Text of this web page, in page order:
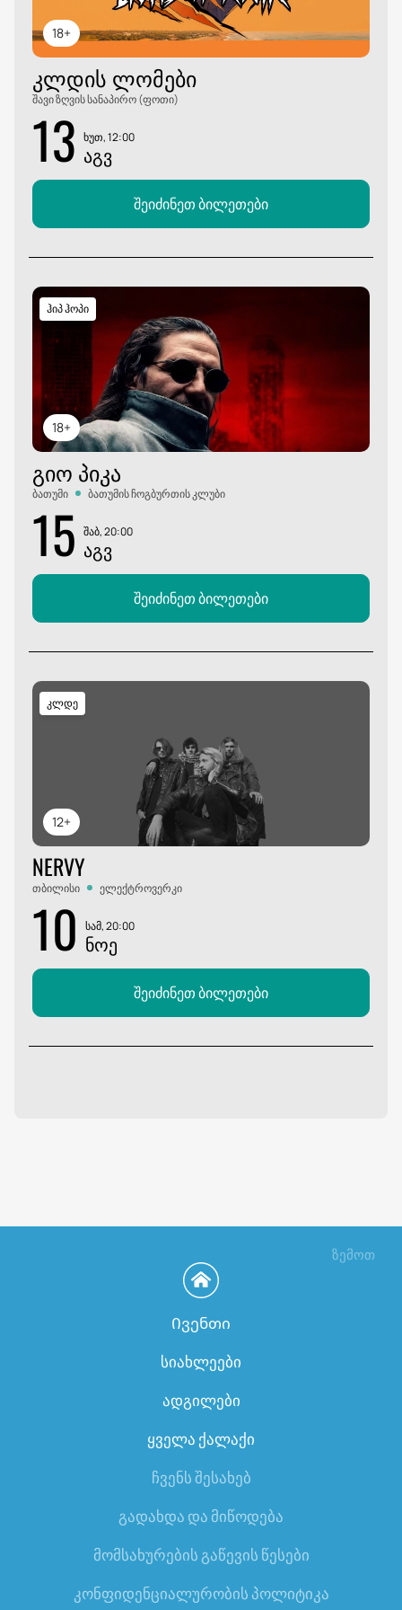
18+
ᲙᲚᲓᲘᲡ ᲚᲝᲛᲔᲑᲘ
შავი ზღვის სანაპირო (ფოთი)
13 ხუთ, 12:00
ᲐᲒᲕ
შეიძინეთ ბილეთები
18+
ჰიპ ჰოპი
ᲒᲘᲝ ᲞᲘᲙᲐ
ბათუმი ბათუმის ჩოგბურთის კლუბი
15 შაბ, 20:00
ᲐᲒᲕ
შეიძინეთ ბილეთები
12+
კლდე
NERVY
თბილისი ელექტროვერკი
10 სამ, 20:00
ᲜᲝᲔ
შეიძინეთ ბილეთები
ზემოთ
Ივენთი
სიახლეები
ადგილები
ყველა ქალაქი
ჩვენს შესახებ
გადახდა და მიწოდება
მომსახურების გაწევის წესები
კონფიდენციალურობის პოლიტიკა